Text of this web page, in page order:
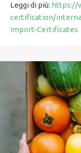
Leggi di più: https://
certification/
Import-Certificates